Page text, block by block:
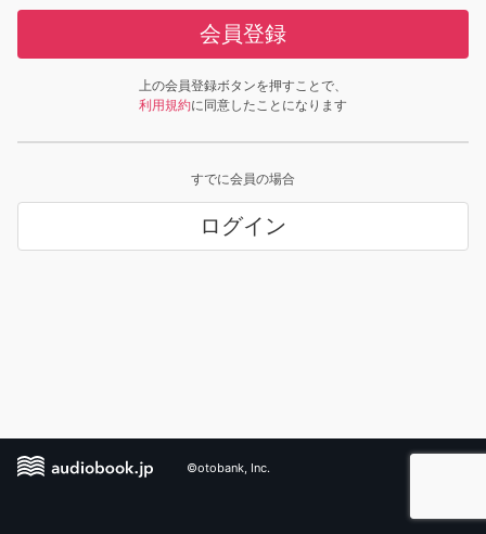
会員登録
上の会員登録ボタンを押すことで、
利用規約に同意したことになります
すでに会員の場合
ログイン
©otobank, Inc.